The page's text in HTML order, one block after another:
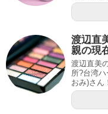
渡辺直
親の現
渡辺直美
所?台湾
おみ)さん